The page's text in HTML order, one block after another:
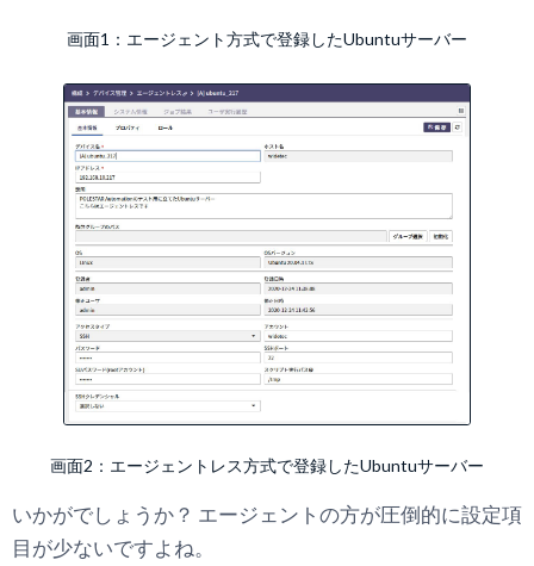
画面1：エージェント方式で登録したUbuntuサーバー
画面2：エージェントレス方式で登録したUbuntuサーバー
いかがでしょうか？ エージェントの方が圧倒的に設定項
目が少ないですよね。